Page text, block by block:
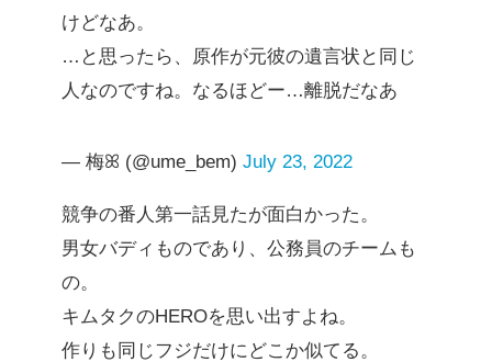
けどなあ。
…と思ったら、原作が元彼の遺言状と同じ
人なのですね。なるほどー…離脱だなあ
— 梅ꕤ (@ume_bem) July 23, 2022
競争の番人第一話見たが面白かった。
男女バディものであり、公務員のチームも
の。
キムタクのHEROを思い出すよね。
作りも同じフジだけにどこか似てる。